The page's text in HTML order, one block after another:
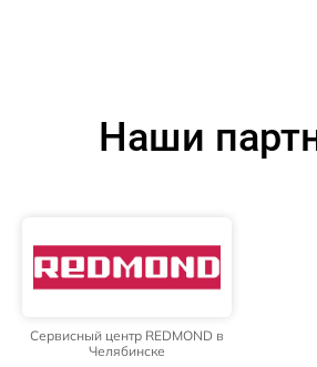
Наши
Сервисный центр REDMOND в
Челябинске